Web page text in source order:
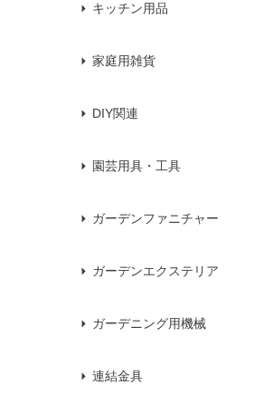
キッチン用品
家庭用雑貨
DIY関連
園芸用具・工具
ガーデンファニチャー
ガーデンエクステリア
ガーデニング用機械
連結金具